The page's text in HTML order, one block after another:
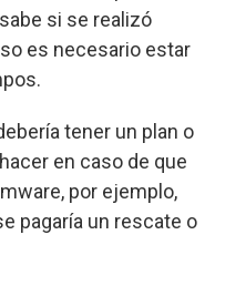
si se realizó
es necesario estar
tener un plan o
en caso de que
por ejemplo,
pagaría un rescate o